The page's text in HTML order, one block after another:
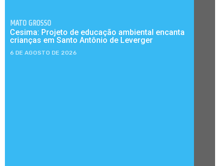
MATO GROSSO
Cesima: Projeto de educação ambiental encanta
crianças em Santo Antônio de Leverger
6 DE AGOSTO DE 2026